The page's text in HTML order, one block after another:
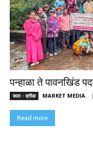
पन्हाळा ते पावनखिंड
कला - क्रीडा MARKET MEDIA -
Read more